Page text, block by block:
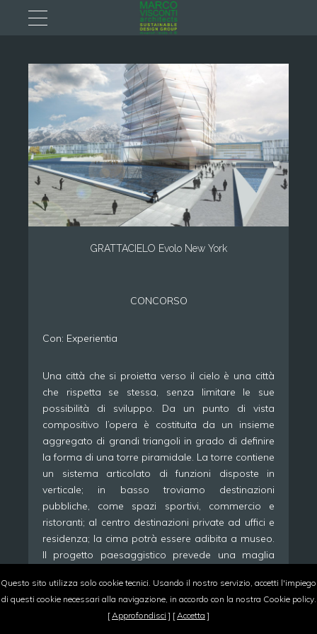
GRATTACIELO Evolo New York
CONCORSO
Con: Experientia
Una città che si proietta verso il cielo è una città
che rispetta se stessa, senza limitare le sue
possibilità di sviluppo. Da un punto di vista
compositivo l’opera è costituita da un insieme
aggregato di grandi triangoli in grado di definire
la forma di una torre piramidale. La torre contiene
un sistema articolato di funzioni disposte in
verticale; in basso troviamo destinazioni
pubbliche, come spazi sportivi, commercio e
ristoranti; al centro destinazioni private ad uffici e
residenza; la cima potrà essere adibita a museo.
Il progetto paesaggistico prevede una maglia
costituisce un forte elemento di coesione con
l’intorno. Questa rete, costituita da sistema
vegetale e acqua, si articola sia in quota che a
Questo sito utilizza solo cookie tecnici. Usando il nostro servizio, accetti l'impiego
di questi cookie necessari alla navigazione, in accordo con la nostra Cookie policy.
[Approfondisci ] [Accetta ]